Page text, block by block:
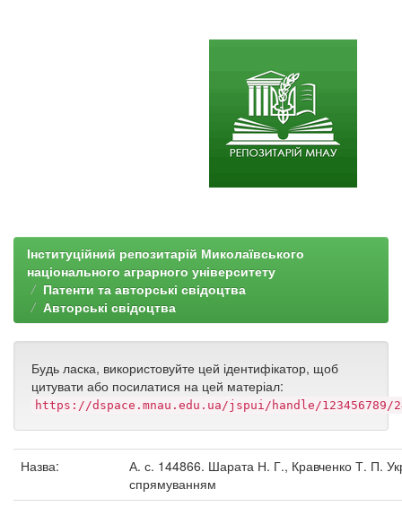
Інституційний репозитарій Миколаївського
національного аграрного університету
Патенти та авторські свідоцтва
Авторські свідоцтва
Будь ласка, використовуйте цей ідентифікатор, щоб
цитувати або посилатися на цей матеріал:
https://dspace.mnau.edu.ua/jspui/handle/123456789/
Назва:
А. с. 144866. Шарата Н. Г., Кравченко Т. П.
спрямуванням